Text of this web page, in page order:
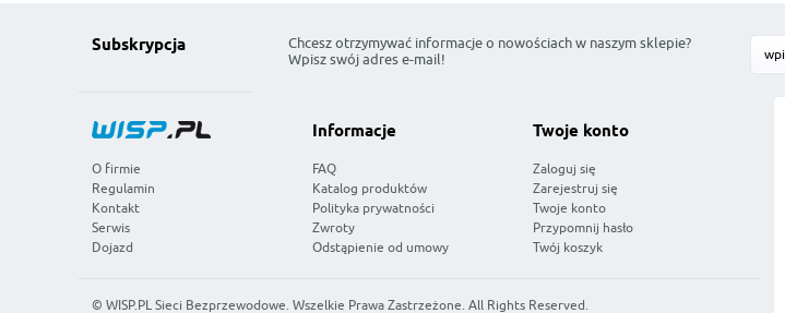
Subskrypcja
Chcesz otrzymywać informacje o nowościach w naszym sklepie?
Wpisz swój adres e-mail!
O firmie
Regulamin
Kontakt
Serwis
Dojazd
Informacje
FAQ
Katalog produktów
Polityka prywatności
Zwroty
Odstąpienie od umowy
Twoje konto
Zaloguj się
Zarejestruj się
Twoje konto
Przypomnij hasło
Twój koszyk
©WISP.PL Sieci Bezprzewodowe. Wszelkie Prawa Zastrzeżone. All Rights Reserved.